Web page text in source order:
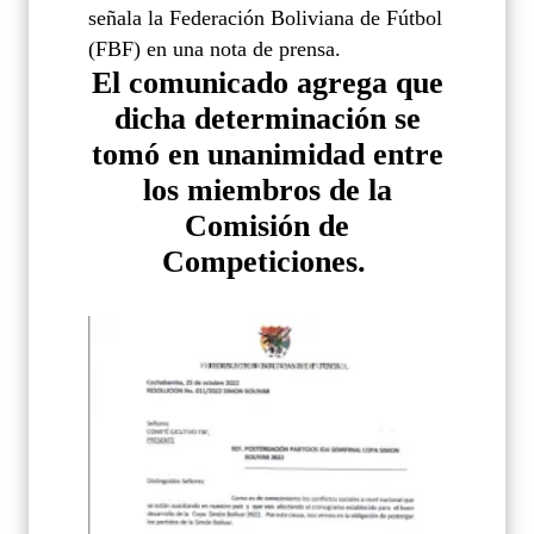
señala la Federación Boliviana de Fútbol
(FBF) en una nota de prensa.
El comunicado agrega que
dicha determinación se
tomó en unanimidad entre
los miembros de la
Comisión de
Competiciones.